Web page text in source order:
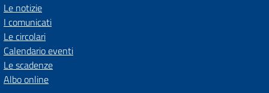
Le notizie
I comunicati
Le circolari
Calendario eventi
Le scadenze
Albo online